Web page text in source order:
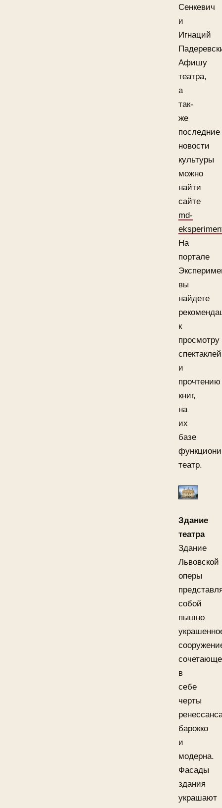
Сенкевич
и
Игнаций
Афишу
театра,
а
так-
же
последние
новости
культуры
можно
найти
сайте
md-
На
портале
вы
найдете
к
просмотру
спектаклей
и
прочтению
книг,
на
их
базе
театр.
Здание
театра
Здание
Львовской
оперы
собой
пышно
в
себе
черты
барокко
и
модерна.
Фасады
здания
украшают